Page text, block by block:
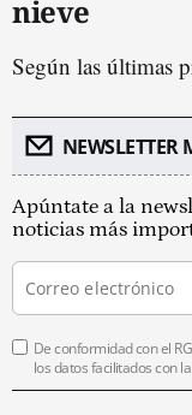
nieve
Según las últimas
NEWSLETTER
Apúntate a la
noticias más
De conformidad con el
los datos facilitados con